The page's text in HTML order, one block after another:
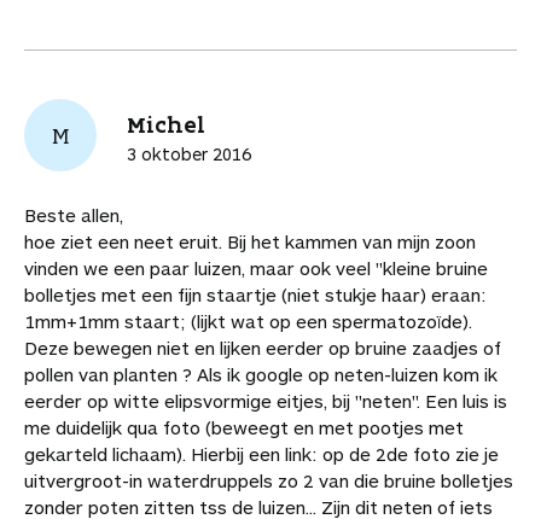
M Michel
3 oktober 2016
Beste allen,
hoe ziet een neet eruit. Bij het kammen van mijn zoon
vinden we een paar luizen, maar ook veel "kleine bruine
bolletjes met een fijn staartje (niet stukje haar) eraan:
1mm+1mm staart; (lijkt wat op een spermatozoïde).
Deze bewegen niet en lijken eerder op bruine zaadjes of
pollen van planten ? Als ik google op neten-luizen kom ik
eerder op witte elipsvormige eitjes, bij "neten". Een luis is
me duidelijk qua foto (beweegt en met pootjes met
gekarteld lichaam). Hierbij een link: op de 2de foto zie je
uitvergroot-in waterdruppels zo 2 van die bruine bolletjes
zonder poten zitten tss de luizen... Zijn dit neten of iets